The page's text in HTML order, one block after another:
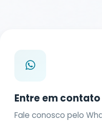
Entre em contato
Fale conosco pelo